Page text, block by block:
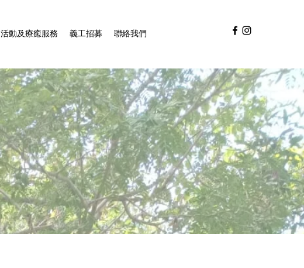
活動及療癒服務 義工招募 聯絡我們